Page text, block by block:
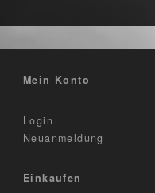
Mein Konto
Login
Neuanmeldung
Einkaufen